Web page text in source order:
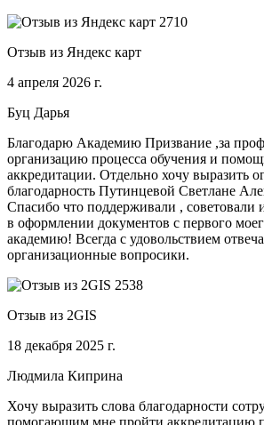
Отзыв из Яндекс карт
4 апреля 2026 г.
Буц Дарья
Благодарю Академию Призвание ,за
организацию процесса обучения и
аккредитации. Отдельно хочу выразить
благодарность Путинцевой Светлане
Спасибо что поддерживали , советовали
в оформлении документов с первого
академию! Всегда с удовольствием
организационные вопросики.
Отзыв из 2GIS
18 декабря 2025 г.
Людмила Киприна
Хочу выразить слова благодарности
помогающим мне пройти аккредитацию